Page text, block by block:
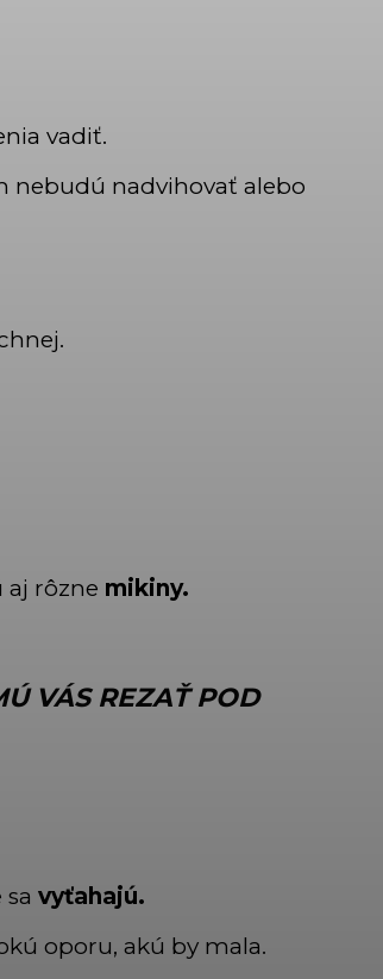
vadiť.
nebudú nadvihovať alebo
aj rôzne mikiny.
VÁS REZAŤ POD
vyťahajú.
oporu, akú by mala.